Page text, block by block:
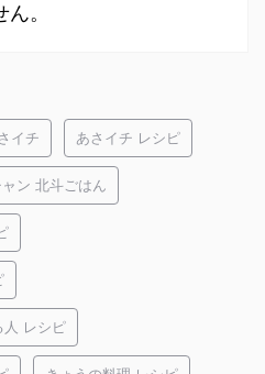
。
イチ あさイチ レシピ
ン 北斗ごはん
人 レシピ